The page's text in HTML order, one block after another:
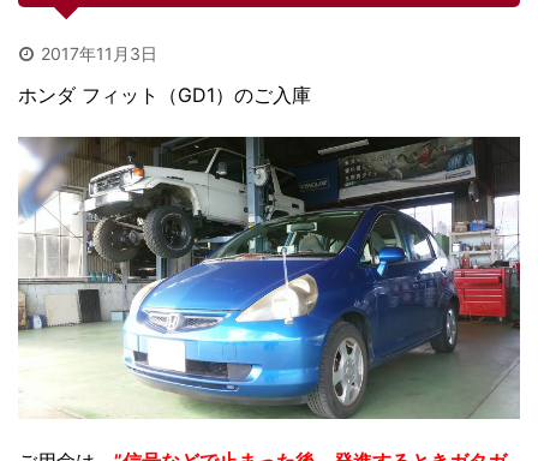
2017年11月3日
ホンダ フィット（GD1）のご入庫